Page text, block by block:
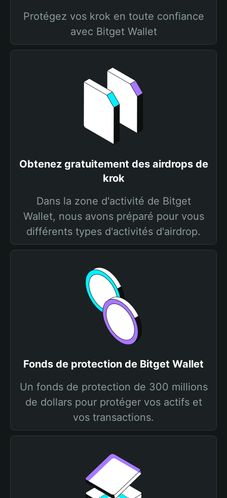
Protégez vos krok en toute confiance
avec Bitget Wallet
Obtenez gratuitement des airdrops de
krok
Dans la zone d'activité de Bitget
Wallet, nous avons préparé pour vous
différents types d'activités d'airdrop.
Fonds de protection de Bitget Wallet
Un fonds de protection de 300 millions
de dollars pour protéger vos actifs et
vos transactions.